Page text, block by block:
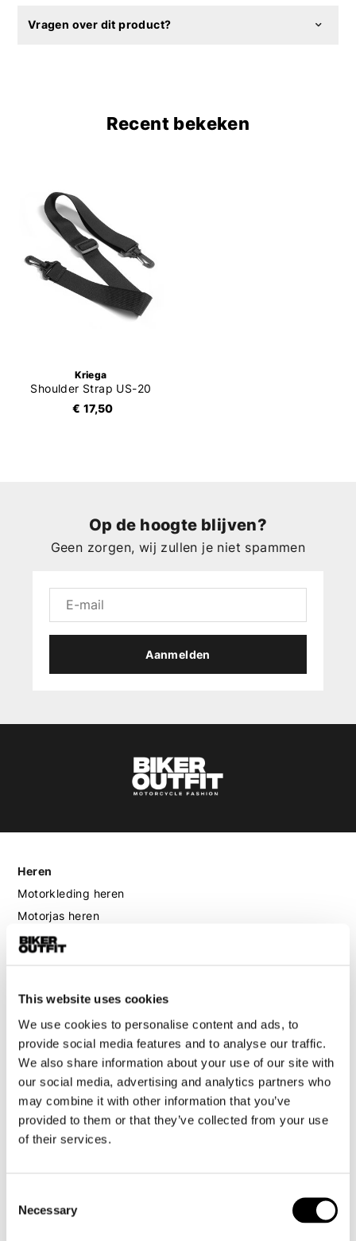
This website uses cookies
We use cookies to personalise content and ads, to
provide social media features and to analyse our traffic.
We also share information about your use of our site with
our social media, advertising and analytics partners who
may combine it with other information that you’ve
provided to them or that they’ve collected from your use
of their services.
Selection
Necessary
Vragen over dit product?
Recent bekeken
Kriega
Shoulder Strap US-20
€ 17,50
Op de hoogte blijven?
Geen zorgen, wij zullen je niet spammen
Aanmelden
Heren
Motorkleding heren
Motorjas heren
Motorbroek heren
Motorhoodie heren
Motorhelm heren
Motorhandschoenen heren
Motorlaarzen heren
Dames